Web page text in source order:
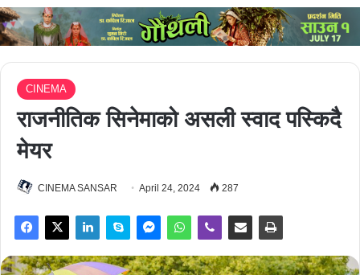
CINEMA
राजनीतिक सिनेमाको असली स्वाद पस्किदै
मेयर
CINEMA SANSAR April 24, 2024 287